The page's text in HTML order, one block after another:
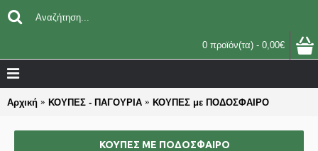
0 προϊόν(τα) - 0,00€
Αρχική ΚΟΥΠΕΣ - ΠΑΓΟΥΡΙΑ ΚΟΥΠΕΣ με ΠΟΔΟΣΦΑΙΡΟ
ΚΟΥΠΕΣ ΜΕ ΠΟΔΟΣΦΑΙΡΟ